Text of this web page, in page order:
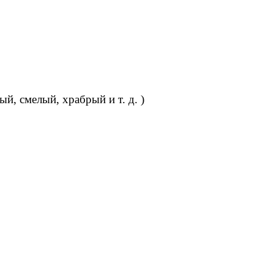
смелый, храбрый и т. д. )